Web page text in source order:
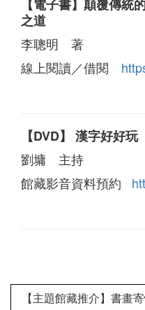
【電子書】顛覆傳統
之道
李聰明 著
線上閱讀／借閱
【DVD】 漢字好好玩
劉墉 主持
館藏影音資料預約
【主題館藏推介】書畫